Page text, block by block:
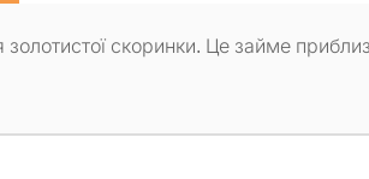
скоринки. Це займе